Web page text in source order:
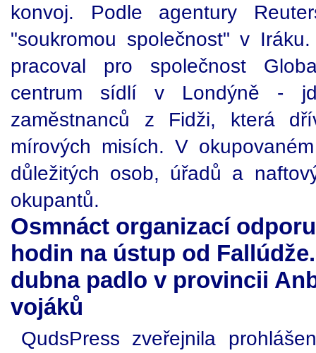
konvoj. Podle agentury
"soukromou společnost" v
pracoval pro společnost
centrum sídlí v Londýně -
zaměstnanců z Fidži, která
mírových misích. V
důležitých osob, úřadů a
okupantů.
Osmnáct organizací
hodin na ústup od
dubna padlo v provincii
vojáků
QudsPress zveřejnila